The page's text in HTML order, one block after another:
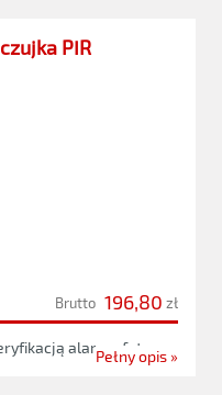
PIR
zł
196,80
Brutto
alarmu foto
Pełny opis »